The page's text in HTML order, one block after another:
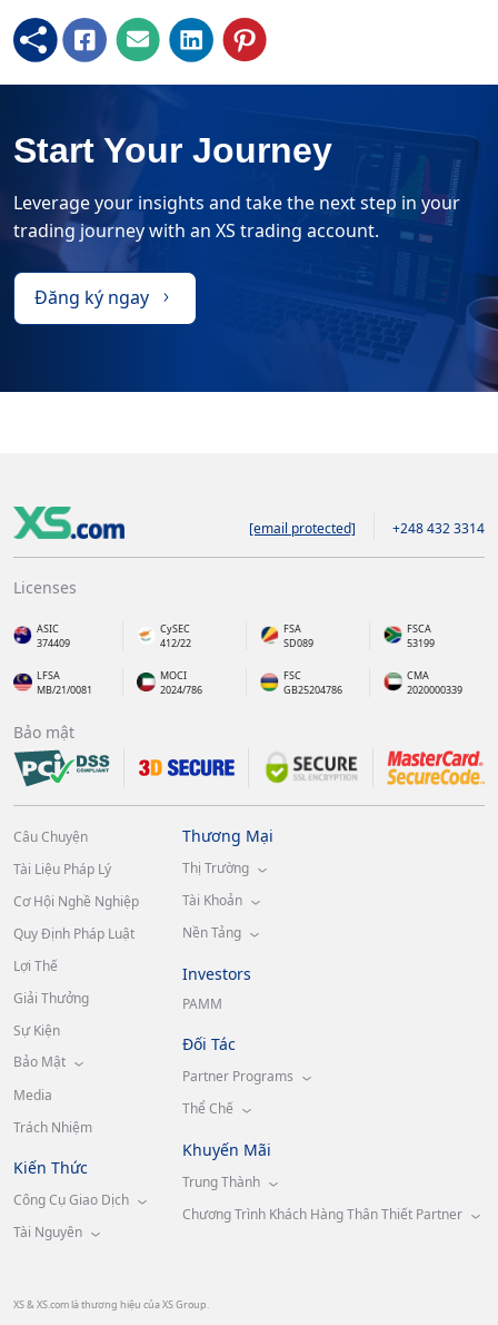
Start Your Journey
Leverage your insights and take the next step in your
trading journey with an XS trading account.
Đăng ký ngay
[email protected] +248 432 3314
Licenses
ASIC
374409
CySEC
412/22
FSA
SD089
FSCA
53199
LFSA
MB/21/0081
MOCI
2024/786
FSC
GB25204786
CMA
2020000339
Bảo mật
Câu Chuyện
Tài Liệu Pháp Lý
Cơ Hội Nghề Nghiệp
Quy Định Pháp Luật
Lợi Thế
Giải Thưởng
Sự Kiện
Bảo Mật
Media
Trách Nhiệm
Kiến Thức
Công Cụ Giao Dịch
Tài Nguyên
Thương Mại
Thị Trường
Tài Khoản
Nền Tảng
Investors
PAMM
Đối Tác
Partner Programs
Thể Chế
Khuyến Mãi
Trung Thành
Chương Trình Khách Hàng Thân Thiết Partner
XS & XS.com là thương hiệu của XS Group.